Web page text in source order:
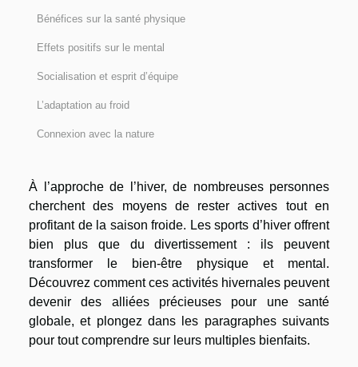
Bénéfices sur la santé physique
Effets positifs sur le mental
Socialisation et esprit d’équipe
L’adaptation au froid
Connexion avec la nature
À l’approche de l’hiver, de nombreuses personnes
cherchent des moyens de rester actives tout en
profitant de la saison froide. Les sports d’hiver offrent
bien plus que du divertissement : ils peuvent
transformer le bien-être physique et mental.
Découvrez comment ces activités hivernales peuvent
devenir des alliées précieuses pour une santé
globale, et plongez dans les paragraphes suivants
pour tout comprendre sur leurs multiples bienfaits.